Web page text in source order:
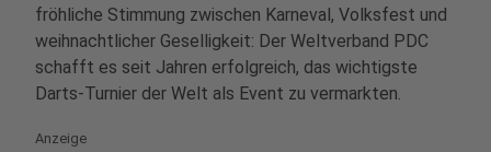
fröhliche Stimmung zwischen Karneval, Volksfest und
weihnachtlicher Geselligkeit: Der Weltverband PDC
schafft es seit Jahren erfolgreich, das wichtigste
Darts-Turnier der Welt als Event zu vermarkten.
Anzeige